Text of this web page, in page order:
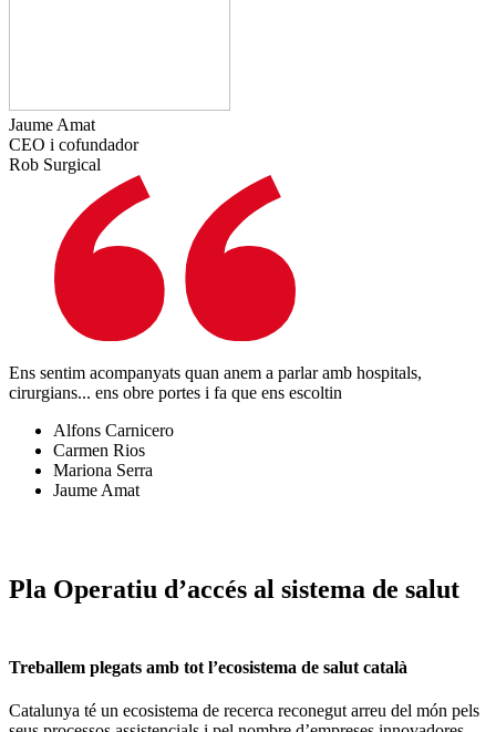
Jaume Amat
CEO i cofundador
Rob Surgical
Ens sentim acompanyats quan anem a parlar amb hospitals,
cirurgians... ens obre portes i fa que ens escoltin
Alfons Carnicero
Carmen Rios
Mariona Serra
Jaume Amat
Pla Operatiu d’accés al sistema de salut
Treballem plegats amb tot l’ecosistema de salut català
Catalunya té un ecosistema de recerca reconegut arreu del món pels